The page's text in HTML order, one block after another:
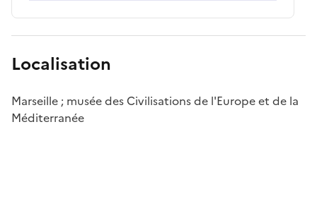
Localisation
Marseille ; musée des Civilisations de l'Europe et de la
Méditerranée